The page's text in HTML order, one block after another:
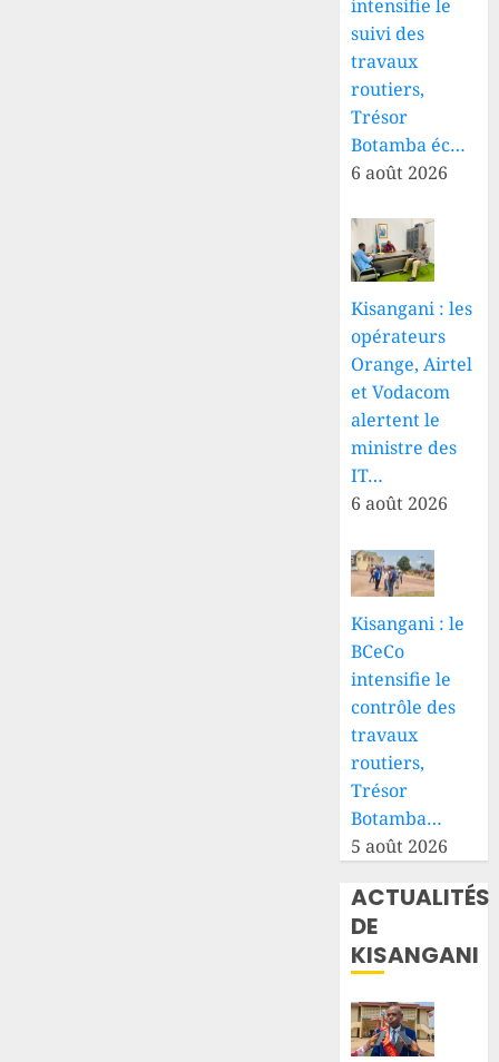
intensifie le
suivi des
travaux
routiers,
Trésor
Botamba éc…
6 août 2026
Kisangani : les
opérateurs
Orange, Airtel
et Vodacom
alertent le
ministre des
IT…
6 août 2026
Kisangani : le
BCeCo
intensifie le
contrôle des
travaux
routiers,
Trésor
Botamba…
5 août 2026
ACTUALITÉS
DE
KISANGANI